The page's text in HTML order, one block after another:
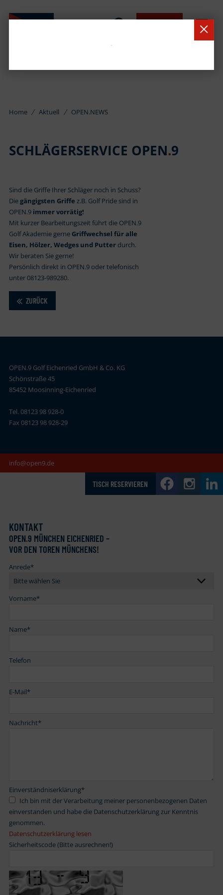
Home Aktuell OPEN.NEWS
SCHLÄGERSERVICE OPEN.9
Sind die Griffe Ihrer Schläger noch in Schuss?
Diegängigsten Griffe z.B. Golf Pride sind in
OPEN.9 immer vorrätig!
Mit kurzer Bearbeitungszeit führt die OPEN.9
Golf Akademie gerne Griffwechsel für alle
Eisen, Hölzer, Wedges und Putterdurch.
Wir beraten Sie gerne!
Persönlich direkt in OPEN.9 oder telefonisch
unter 08123-989280.
ZURÜCK
OPEN.9 Golf Eichenried GmbH & Co. KG
Schönstraße 45
85452 Moosinning-Eichenried
Tel. 08123 98 928-0
Fax 08123 98 928-29
info@open9.de
TISCH RESERVIEREN
KONTAKT
OPEN.9 MÜNCHEN EICHENRIED –
VOR DEN TOREN MÜNCHENS!
Anrede*
Vorname*
Name*
Telefon
E-Mail*
Nachricht*
Einverständniserklärung*
einverstanden und habe die Datenschutzerklärung zur Kenntnis
genommen.
Datenschutzerklärung lesen
Sicherheitscode (Bitte ausrechnen!)